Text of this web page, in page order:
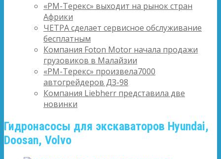
«РМ-Терекс» выходит на рынок стран
Африки
ЧЕТРА сделает сервисное обслуживание
бесплатным
Компания Foton Motor начала продажи
грузовиков в Малайзии
«РМ-Терекс» произвела7000
автогрейдеров ДЗ-98
Компания Liebherr представила две
новинки
Гидронасосы для экскаваторов Hyundai,
Doosan, Volvo